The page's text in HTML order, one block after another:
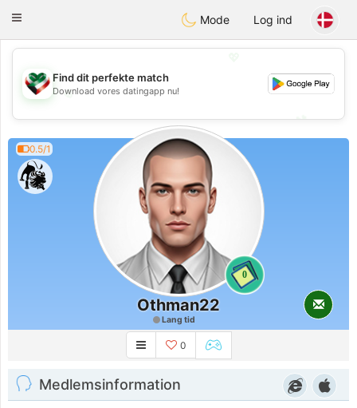
Kuwait Chat
Toggle
Mode Log ind
💖
💕
💕
Find dit perfekte match
Download vores datingapp nu!
0.5/1
0
Othman22
Lang tid
0
Medlemsinformation